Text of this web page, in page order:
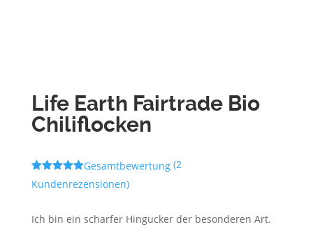
Life Earth Fairtrade Bio
Chiliflocken
Bewertet
mit5.00
auf
Gesamtbewertung (2
Kundenrezensionen)
Ich bin ein scharfer Hingucker der besonderen Art.